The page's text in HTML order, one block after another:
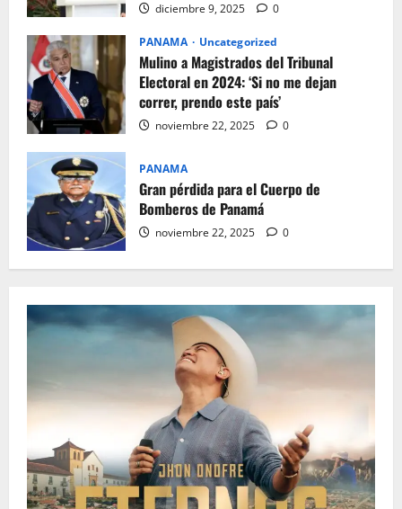
diciembre 9, 2025 0
PANAMA Uncategorized
Mulino a Magistrados del Tribunal
Electoral en 2024: ‘Si no me dejan
correr, prendo este país’
noviembre 22, 2025 0
PANAMA
Gran pérdida para el Cuerpo de
Bomberos de Panamá
noviembre 22, 2025 0